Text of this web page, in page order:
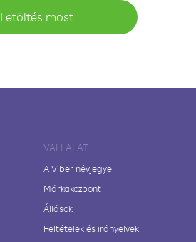
Letöltés most
VÁLLALAT
A Viber névjegye
Márkaközpont
Állások
Feltételek és irányelvek